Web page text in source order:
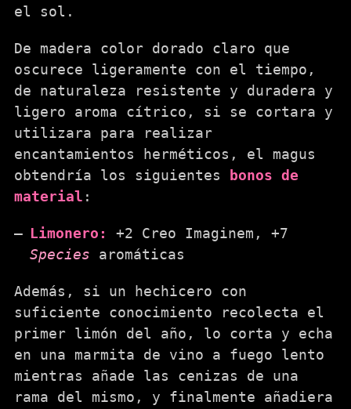
el sol.
De madera color dorado claro que
oscurece ligeramente con el tiempo,
de naturaleza resistente y duradera y
ligero aroma cítrico, si se cortara y
utilizara para realizar
encantamientos herméticos, el magus
obtendría los siguientes
bonos de
material :
Limonero:
+2 Creo Imaginem, +7
Species aromáticas
Además, si un hechicero con
suficiente conocimiento recolecta el
primer limón del año, lo corta y echa
en una marmita de vino a fuego lento
mientras añade las cenizas de una
rama del mismo, y finalmente añadiera